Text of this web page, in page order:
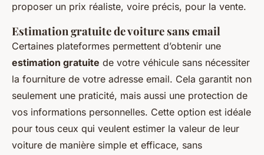
proposer un prix réaliste, voire précis, pour la vente.
Estimation gratuite de voiture sans email
Certaines plateformes permettent d’obtenir une
estimation gratuite de votre véhicule sans nécessiter
la fourniture de votre adresse email. Cela garantit non
seulement une praticité, mais aussi une protection de
vos informations personnelles. Cette option est idéale
pour tous ceux qui veulent estimer la valeur de leur
voiture de manière simple et efficace, sans